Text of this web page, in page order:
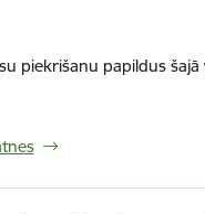
piekrišanu papildus